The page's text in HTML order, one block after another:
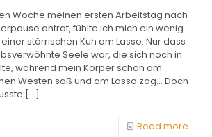
Woche meinen ersten Arbeitstag nach
antrat, fühlte ich mich ein wenig
störrischen Kuh am Lasso. Nur dass
Seele war, die sich noch in
während mein Körper schon am
Westen saß und am Lasso zog… Doch
[…]
Read more